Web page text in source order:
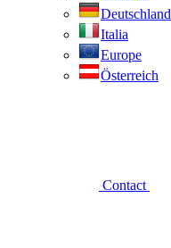
Deutschland
Italia
Europe
Österreich
Contact